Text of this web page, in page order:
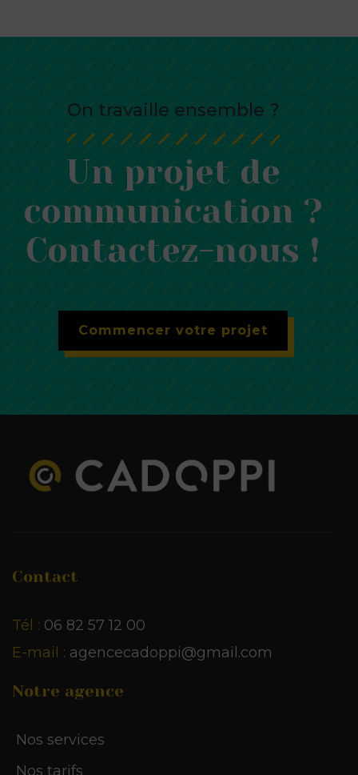
On travaille ensemble ?
Un projet de
communication ?
Contactez-nous !
Commencer votre projet
Contact
Tél : 06 82 57 12 00
E-mail : agencecadoppi@gmail.com
Notre agence
Nos services
Nos tarifs